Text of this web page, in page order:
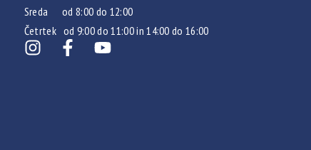
Sreda od 8:00 do 12:00
Četrtek od 9:00 do 11:00 in 14:00 do 16:00